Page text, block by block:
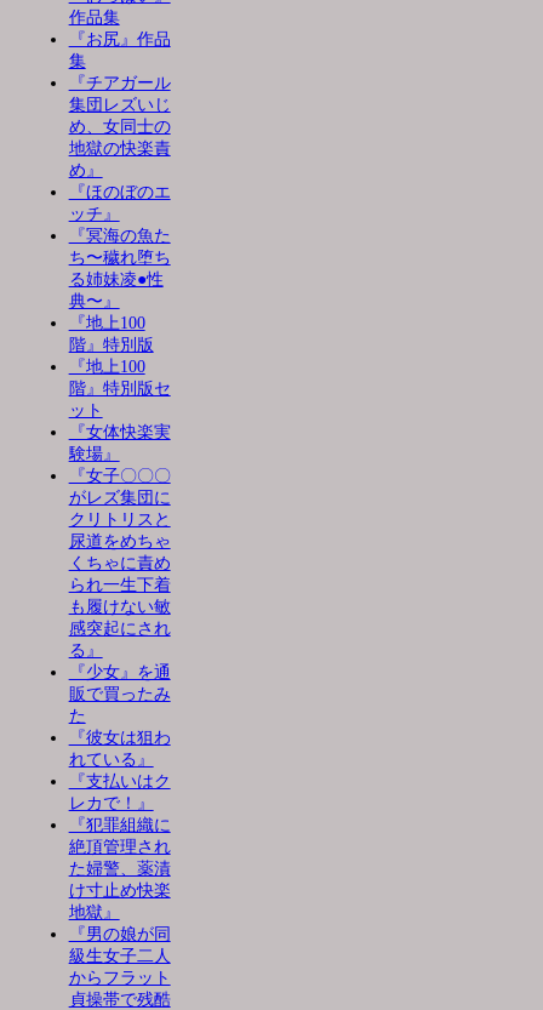
作品集
『お尻』作品
集
『チアガール
集団レズいじ
め、女同士の
地獄の快楽責
め』
『ほのぼのエ
ッチ』
『冥海の魚た
ち〜穢れ堕ち
る姉妹凌●性
典〜』
『地上100
階』特別版
『地上100
階』特別版セ
ット
『女体快楽実
験場』
『女子〇〇〇
がレズ集団に
クリトリスと
尿道をめちゃ
くちゃに責め
られ一生下着
も履けない敏
感突起にされ
る』
『少女』を通
販で買ったみ
た
『彼女は狙わ
れている』
『支払いはク
レカで！』
『犯罪組織に
絶頂管理され
た婦警、薬漬
け寸止め快楽
地獄』
『男の娘が同
級生女子二人
からフラット
貞操帯で残酷